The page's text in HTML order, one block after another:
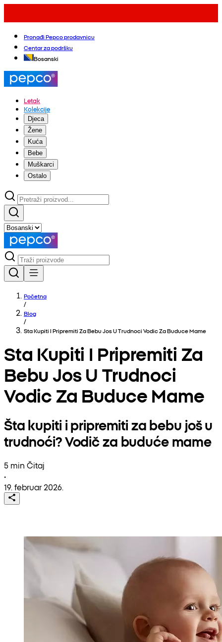
Pronađi Pepco prodavnicu
Centar za podršku
Bosanski
Letak
Kolekcije
Djeca
Žene
Kuća
Bebe
Muškarci
Ostalo
Početna
/
Blog
/
Sta Kupiti I Pripremiti Za Bebu Jos U Trudnoci Vodic Za Buduce Mame
Sta Kupiti I Pripremiti Za
Bebu Jos U Trudnoci
Vodic Za Buduce Mame
Šta kupiti i pripremiti za bebu još u
trudnoći? Vodič za buduće mame
5 min Čitaj
•
19. februar 2026.